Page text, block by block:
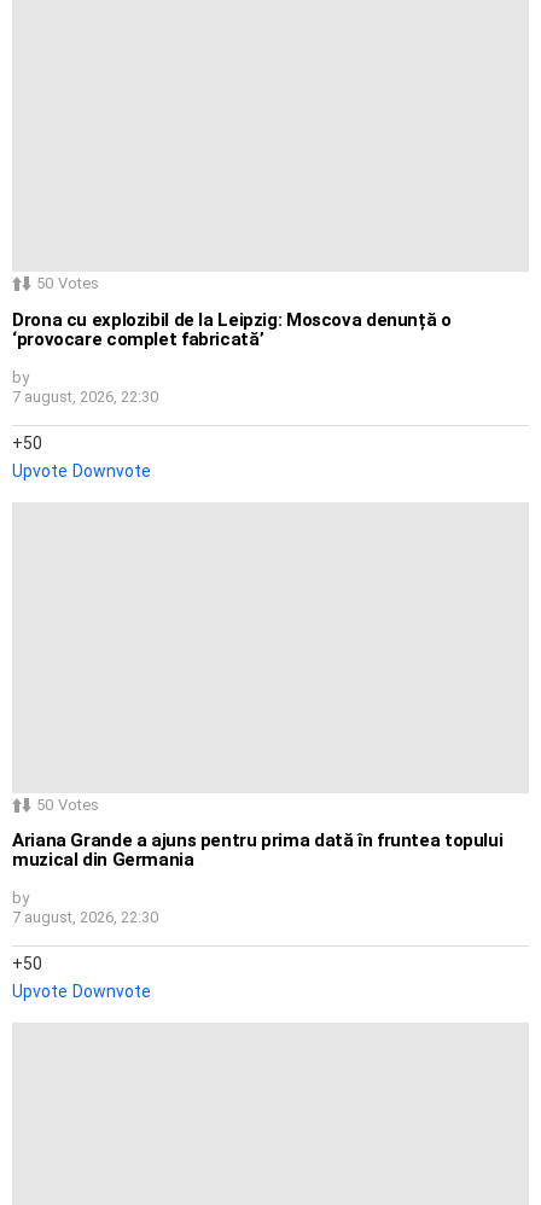
50 Votes
Drona cu explozibil de la Leipzig: Moscova denunță o
‘provocare complet fabricată’
by
7 august, 2026, 22:30
50
Upvote Downvote
50 Votes
Ariana Grande a ajuns pentru prima dată în fruntea topului
muzical din Germania
by
7 august, 2026, 22:30
50
Upvote Downvote